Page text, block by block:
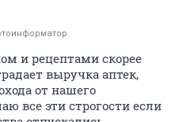
и рецептами скорее
выручка аптек,
от нашего
все эти строгости если